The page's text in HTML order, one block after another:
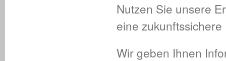
Nutzen Sie unsere
eine
Wir geben Ihnen